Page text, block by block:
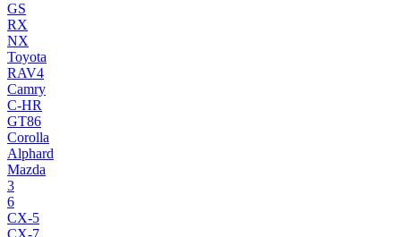
GS
RX
NX
Toyota
RAV4
Camry
C-HR
GT86
Corolla
Alphard
Mazda
3
6
CX-5
CX-7